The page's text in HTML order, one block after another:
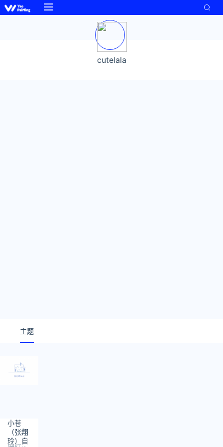
cutelala
主题
小苍
（张翔
玲）自